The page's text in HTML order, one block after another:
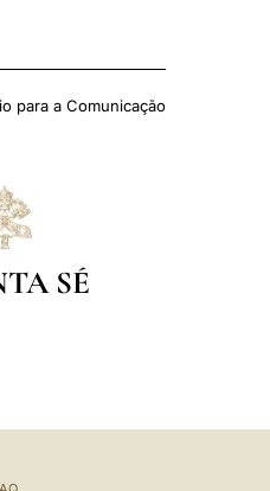
para a Comunicação
SÉ